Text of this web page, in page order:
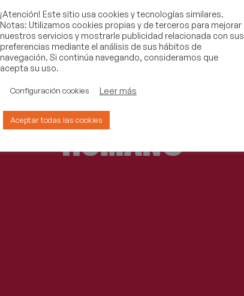
¡Atención! Este sitio usa cookies y tecnologías similares.
Notas: Utilizamos cookies propias y de terceros para mejorar
nuestros servicios y mostrarle publicidad relacionada con sus
preferencias mediante el análisis de sus hábitos de
navegación. Si continúa navegando, consideramos que
acepta su uso.
Configuración cookies Leer más
Aceptar todas las cookies